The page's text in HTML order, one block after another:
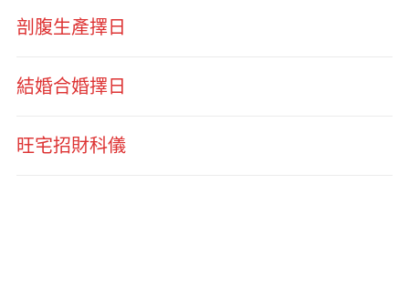
剖腹生產擇日
結婚合婚擇日
旺宅招財科儀